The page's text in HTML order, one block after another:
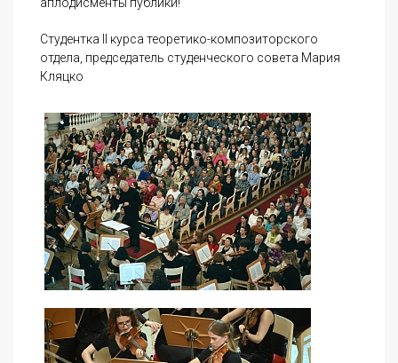
Студентка II курса теоретико-композиторского
отдела, председатель студенческого совета Мария
Кляцко